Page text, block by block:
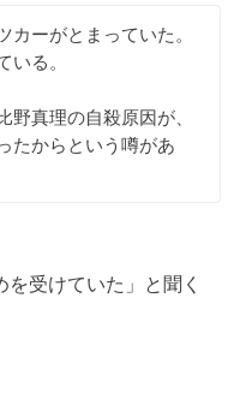
カーがとまっていた。
いる。
野真理の自殺原因が、
たからという噂があ
受けていた」と聞く